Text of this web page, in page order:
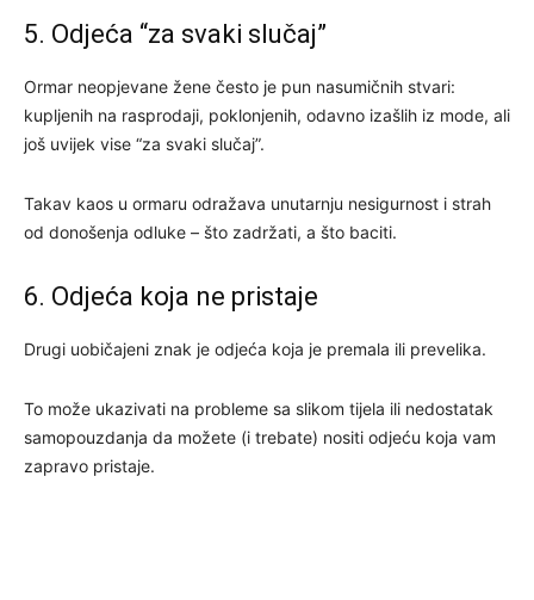
5. Odjeća “za svaki slučaj”
Ormar neopjevane žene često je pun nasumičnih stvari:
kupljenih na rasprodaji, poklonjenih, odavno izašlih iz mode, ali
još uvijek vise “za svaki slučaj”.
Takav kaos u ormaru odražava unutarnju nesigurnost i strah
od donošenja odluke – što zadržati, a što baciti.
6. Odjeća koja ne pristaje
Drugi uobičajeni znak je odjeća koja je premala ili prevelika.
To može ukazivati ​​na probleme sa slikom tijela ili nedostatak
samopouzdanja da možete (i trebate) nositi odjeću koja vam
zapravo pristaje.